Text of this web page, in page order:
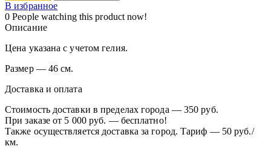
В избранное
0 People watching this product now!
Описание
Цена указана с учетом гелия.
Размер — 46 см.
Доставка и оплата
Стоимость доставки в пределах города — 350 руб.
При заказе от 5 000 руб. — бесплатно!
Также осуществляется доставка за город. Тариф — 50 руб./
км.